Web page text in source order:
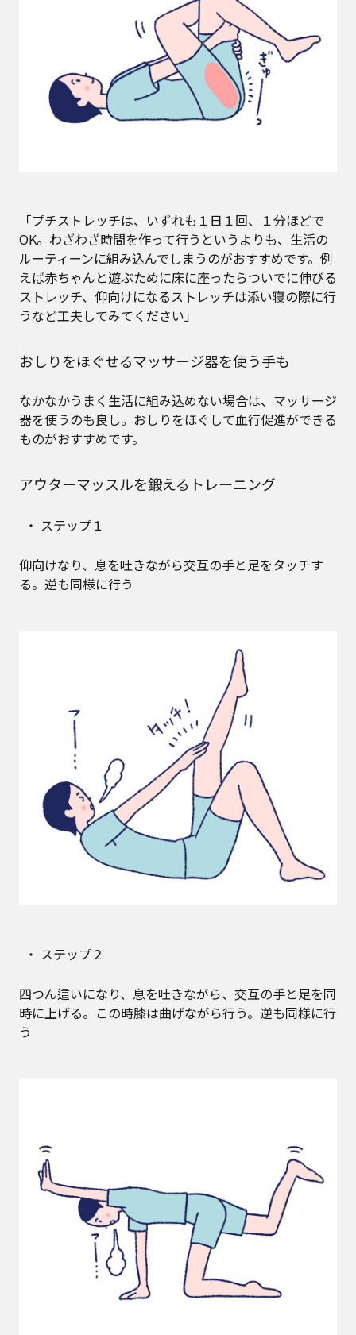
「プチストレッチは、いずれも１日１回、１分ほどで
OK。わざわざ時間を作って行うというよりも、生活の
ルーティーンに組み込んでしまうのがおすすめです。例
えば赤ちゃんと遊ぶために床に座ったらついでに伸びる
ストレッチ、仰向けになるストレッチは添い寝の際に行
うなど工夫してみてください」
おしりをほぐせるマッサージ器を使う手も
なかなかうまく生活に組み込めない場合は、マッサージ
器を使うのも良し。おしりをほぐして血行促進ができる
ものがおすすめです。
アウターマッスルを鍛えるトレーニング
ステップ１
仰向けなり、息を吐きながら交互の手と足をタッチす
る。逆も同様に行う
ステップ２
四つん這いになり、息を吐きながら、交互の手と足を同
時に上げる。この時膝は曲げながら行う。逆も同様に行
う